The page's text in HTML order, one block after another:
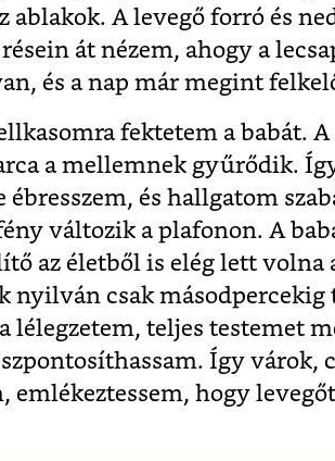
ablakok. A levegő forró és
át nézem, ahogy a
és a nap már megint
fektetem a babát.
a mellemnek gyűrődik.
és hallgatom
változik a plafonon. A
az életből is elég lett volna
nyilván csak másodpercekig
lélegzetem, teljes testemet
Így várok,
emlékeztessem, hogy